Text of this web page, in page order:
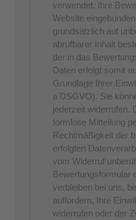
verwendet. Ihre
Website
grundsätzlich auf
abrufbarer Inhalt
der in das
Daten erfolgt somit
Grundlage Ihrer
a DSGVO). Sie
jederzeit widerrufen.
formlose Mitteilung
Rechtmäßigkeit der
erfolgten
vom Widerruf
Bewertungsformular
verbleiben bei uns,
auffordern, Ihre
widerrufen oder der